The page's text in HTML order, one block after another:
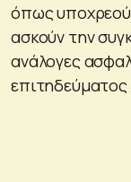
όπως
ασκούν την
ανάλογες